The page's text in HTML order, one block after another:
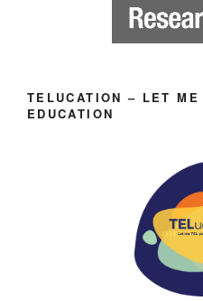
TELUCATION – LET
EDUCATION